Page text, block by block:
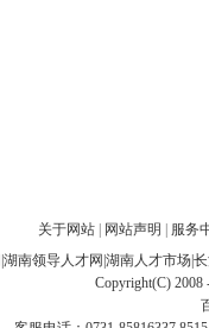
关于网站 网站声明
服务
湖南领导人才网 湖南人才市场
Copyright(C) 2008